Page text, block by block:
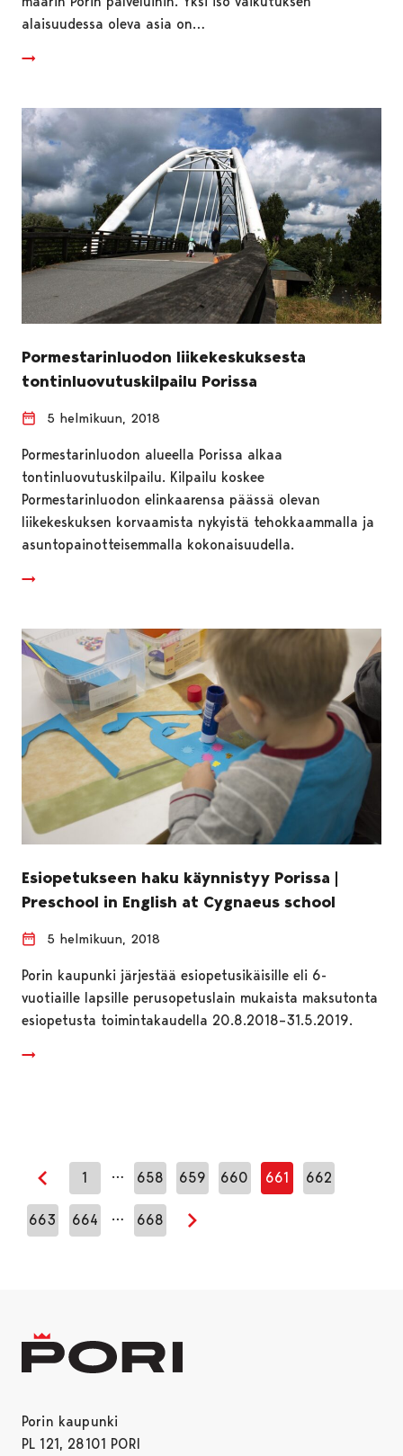
alaisuudessa oleva asia on…
Pormestarinluodon liikekeskuksesta
tontinluovutuskilpailu Porissa
5 helmikuun, 2018
Pormestarinluodon alueella Porissa alkaa
tontinluovutuskilpailu. Kilpailu koskee
Pormestarinluodon elinkaarensa päässä olevan
liikekeskuksen korvaamista nykyistä tehokkaammalla ja
asuntopainotteisemmalla kokonaisuudella.
Esiopetukseen haku käynnistyy Porissa |
Preschool in English at Cygnaeus school
5 helmikuun, 2018
Porin kaupunki järjestää esiopetusikäisille eli 6-
vuotiaille lapsille perusopetuslain mukaista maksutonta
esiopetusta toimintakaudella 20.8.2018–31.5.2019.
Edellinen sivu
1 … 658 659 660 661 662
663 664 … 668
Seuraava sivu
Porin kaupunki
PL 121, 28101 PORI